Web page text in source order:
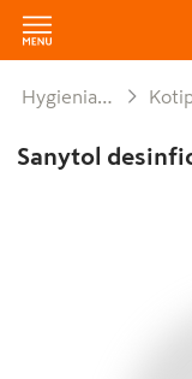
Hygienia ja siivous Kotipyykin
Sanytol